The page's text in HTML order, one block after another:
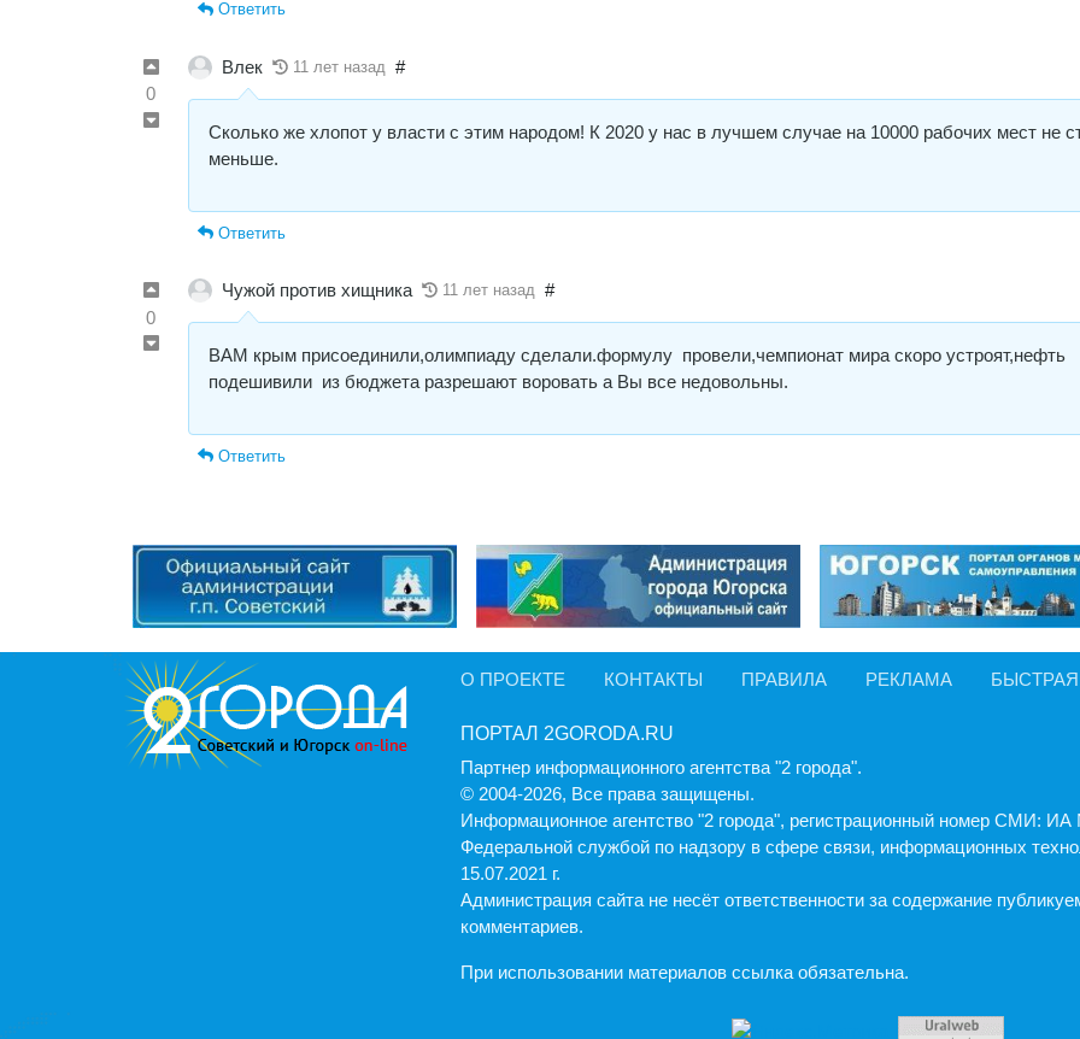
Ответить
0
Влек 11 лет назад #
Сколько же хлопот у власти с этим народом! К 2020 у нас в лучшем случае на 10000 рабочих мест не
меньше.
Ответить
0
Чужой против хищника 11 лет назад #
ВАМ крым присоединили,олимпиаду сделали.формулу провели,чемпионат мира скоро устроят,нефть
подешивили из бюджета разрешают воровать а Вы все недовольны.
Ответить
О ПРОЕКТЕ КОНТАКТЫ ПРАВИЛА РЕКЛАМА
ПОРТАЛ 2GORODA.RU
Партнер информационного агентства "2 города".
© 2004-2026, Все права защищены.
Информационное агентство "2 города", регистрационный номер СМИ:
Федеральной службой по надзору в сфере связи, информационных
15.07.2021 г.
Администрация cайта не несёт ответственности за содержание
комментариев.
При использовании материалов ссылка обязательна.